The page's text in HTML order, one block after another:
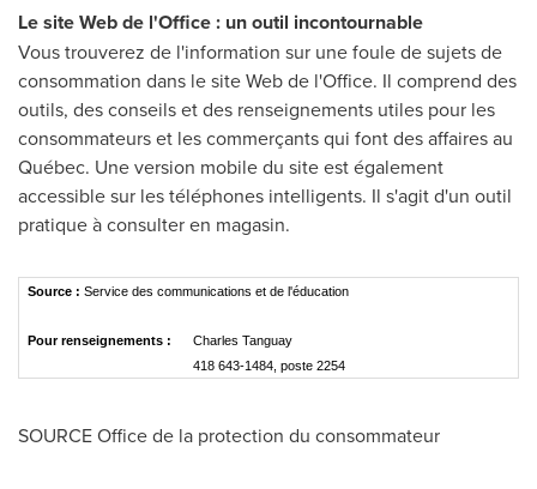
Le site Web de l'Office : un outil incontournable
Vous trouverez de l'information sur une foule de sujets de
consommation dans le site Web de l'Office. Il comprend des
outils, des conseils et des renseignements utiles pour les
consommateurs et les commerçants qui font des affaires au
Québec. Une version mobile du site est également
accessible sur les téléphones intelligents. Il s'agit d'un outil
pratique à consulter en magasin.
Source : Service des communications et de l'éducation
Pour renseignements :
Charles Tanguay
418 643-1484, poste 2254
SOURCE Office de la protection du consommateur